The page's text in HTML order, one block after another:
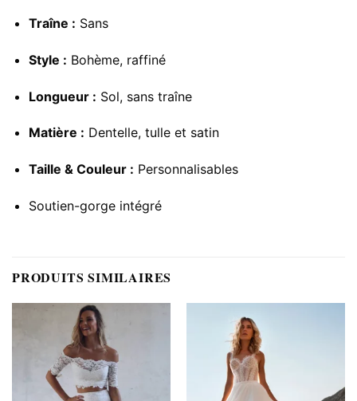
Traîne : Sans
Style : Bohème, raffiné
Longueur : Sol, sans traîne
Matière : Dentelle, tulle et satin
Taille & Couleur : Personnalisables
Soutien-gorge intégré
PRODUITS SIMILAIRES